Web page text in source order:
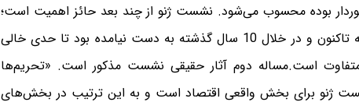
بوده محسوب می‌شود. نشست ژنو از چند بعد حائز اهمیت است؛
نخست آنکه حباب روانی بازار با نتایجی که تاکنون و در خلال 10 سال گذشته به دست نیامده بود تا حدی خالی
است.مساله دوم آثار حقیقی نشست مذکور است. «تحریم‌ها
ژنو برای بخش واقعی اقتصاد است و به این ترتیب در بخش‌های